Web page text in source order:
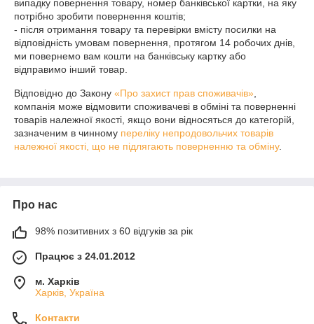
випадку повернення товару, номер банківської картки, на яку
потрібно зробити повернення коштів;
- після отримання товару та перевірки вмісту посилки на
відповідність умовам повернення, протягом 14 робочих днів,
ми повернемо вам кошти на банківську картку або
Відповідно до Закону «Про захист прав споживачів»
компанія може відмовити споживачеві в обміні та поверненні
товарів належної якості, якщо вони відносяться до категорій,
зазначеним в чинному переліку непродовольчих товарів
належної якості, що не підлягають поверненню та обміну.
Про нас
98% позитивних з 60 відгуків за рік
Працює з 24.01.2012
м. Харків
Харків, Україна
Контакти